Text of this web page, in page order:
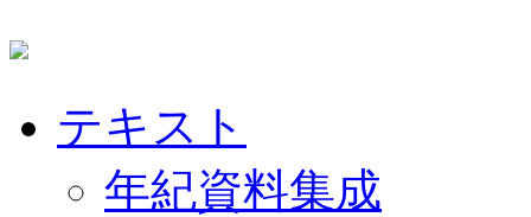
テキスト
年紀資料集成